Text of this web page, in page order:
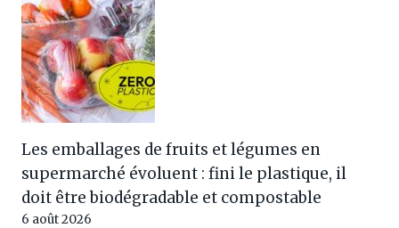
Les emballages de fruits et légumes en
supermarché évoluent : fini le plastique, il
doit être biodégradable et compostable
6 août 2026